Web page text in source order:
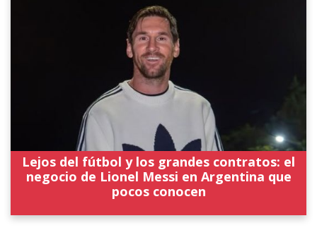
Lejos del fútbol y los grandes contratos: el
negocio de Lionel Messi en Argentina que
pocos conocen